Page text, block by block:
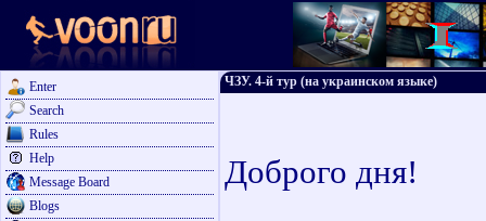
Enter
Search
Rules
Help
Message Board
Blogs
ЧЗУ. 4-й тур (на украинском языке)
Доброго дня!